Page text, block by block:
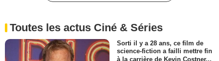
Toutes les actus Ciné & Séries
Sorti il y a 28 ans, ce film de
science-fiction a failli mettre fin
à la carrière de Kevin Costner...